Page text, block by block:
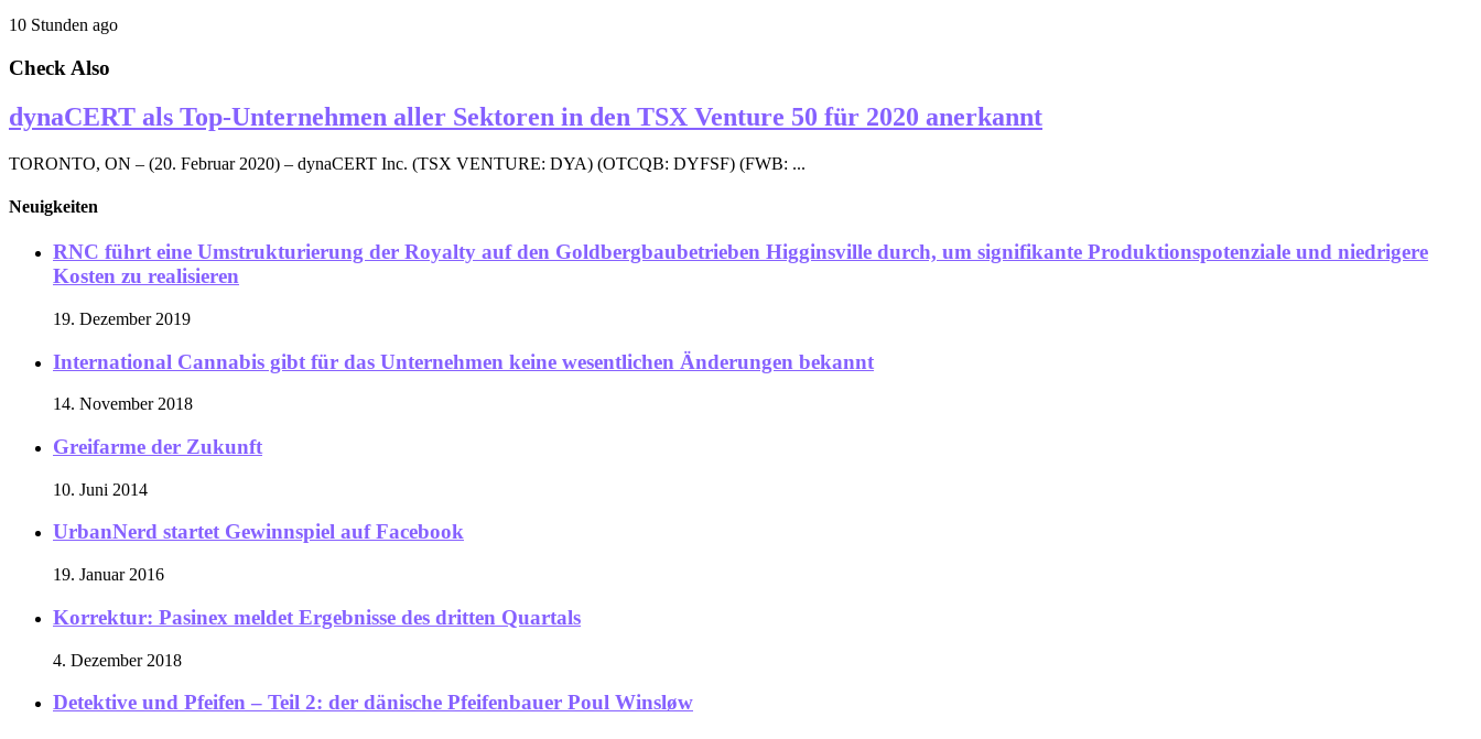
10 Stunden ago
Check Also
dynaCERT als Top-Unternehmen aller Sektoren in den TSX Venture 50 für 2020 anerkannt
TORONTO, ON – (20. Februar 2020) – dynaCERT Inc. (TSX VENTURE: DYA) (OTCQB: DYFSF) (FWB: ...
Neuigkeiten
RNC führt eine Umstrukturierung der Royalty auf den Goldbergbaubetrieben Higginsville durch, um signifikante Produktionspotenziale und niedrigere
Kosten zu realisieren
19. Dezember 2019
International Cannabis gibt für das Unternehmen keine wesentlichen Änderungen bekannt
14. November 2018
Greifarme der Zukunft
10. Juni 2014
UrbanNerd startet Gewinnspiel auf Facebook
19. Januar 2016
Korrektur: Pasinex meldet Ergebnisse des dritten Quartals
4. Dezember 2018
Detektive und Pfeifen – Teil 2: der dänische Pfeifenbauer Poul Winsløw